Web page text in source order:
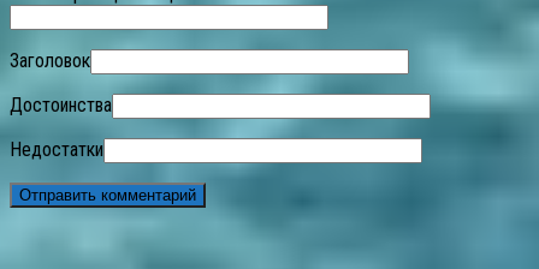
Заголовок
Достоинства
Недостатки